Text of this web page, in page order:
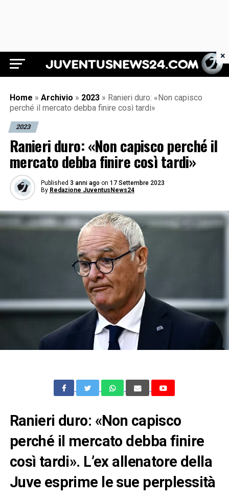
Juventus News 24
Home » Archivio » 2023 » Ranieri duro: «Non capisco
perché il mercato debba finire così tardi»
2023
Ranieri duro: «Non capisco perché il
mercato debba finire così tardi»
Published 3 anni ago on 17 Settembre 2023
By Redazione JuventusNews24
Ranieri duro: «Non capisco
perché il mercato debba finire
così tardi». L’ex allenatore della
Juve esprime le sue perplessità
×